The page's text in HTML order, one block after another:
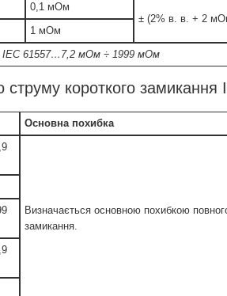
0,1 мОм
± (2% в. в. + 2
1 мОм
з IEC 61557…7,2 мОм ÷ 1999 мОм
струму короткого
Основна похибка
Визначається основною похибкою
замикання.